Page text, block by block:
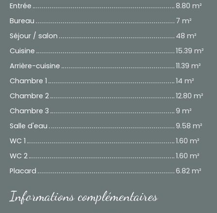
Entrée
8.80 m²
Bureau
7 m²
Séjour / salon
48 m²
Cuisine
15.39 m²
Arrière-cuisine
11.39 m²
Chambre 1
14 m²
Chambre 2
12.80 m²
Chambre 3
9 m²
Salle d'eau
9.58 m²
WC 1
1.60 m²
WC 2
1.60 m²
Placard
6.82 m²
Informations complémentaires